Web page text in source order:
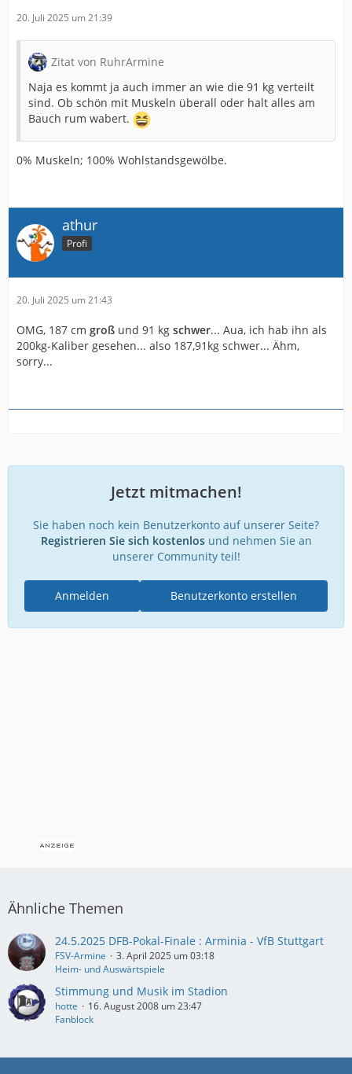
20. Juli 2025 um 21:39
Zitat von RuhrArmine
Naja es kommt ja auch immer an wie die 91 kg verteilt
sind. Ob schön mit Muskeln überall oder halt alles am
Bauch rum wabert.
0% Muskeln; 100% Wohlstandsgewölbe.
athur
Profi
20. Juli 2025 um 21:43
OMG, 187 cm groß und 91 kg schwer... Aua, ich hab ihn als
200kg-Kaliber gesehen... also 187,91kg schwer... Ähm,
sorry...
Jetzt mitmachen!
Sie haben noch kein Benutzerkonto auf unserer Seite?
Registrieren Sie sich kostenlosund nehmen Sie an
unserer Community teil!
Benutzerkonto erstellen
Anmelden
Ähnliche Themen
24.5.2025 DFB-Pokal-Finale : Arminia - VfB Stuttgart
FSV-Armine
3. April 2025 um 03:18
Heim- und Auswärtspiele
Stimmung und Musik im Stadion
hotte
16. August 2008 um 23:47
Fanblock